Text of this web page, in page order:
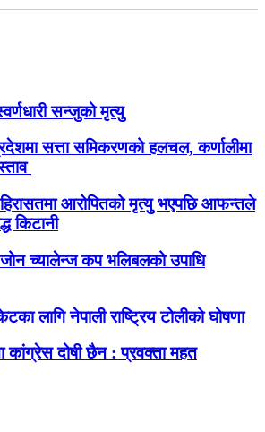
सन्जुको मृत्यु
सत्ता समिकरणको हलचल, कर्णालीमा
आरोपितको मृत्यु भएपछि आफन्तले
किटानी
च्यालेन्ज कप भलिबलको उपाधि
लागि नेपाली राष्ट्रिय टोलीको घोषणा
कांग्रेस दोषी छैन : प्रवक्ता महत